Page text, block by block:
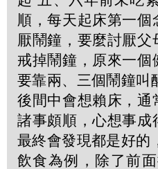
順，每天起床第一
厭鬧鐘，要麼討厭
戒掉鬧鐘，原來一
要靠兩、三個鬧鐘叫
後間中會想賴床，通
諸事頗順，心想事成
最終會發現都是好的
飲食為例，除了前